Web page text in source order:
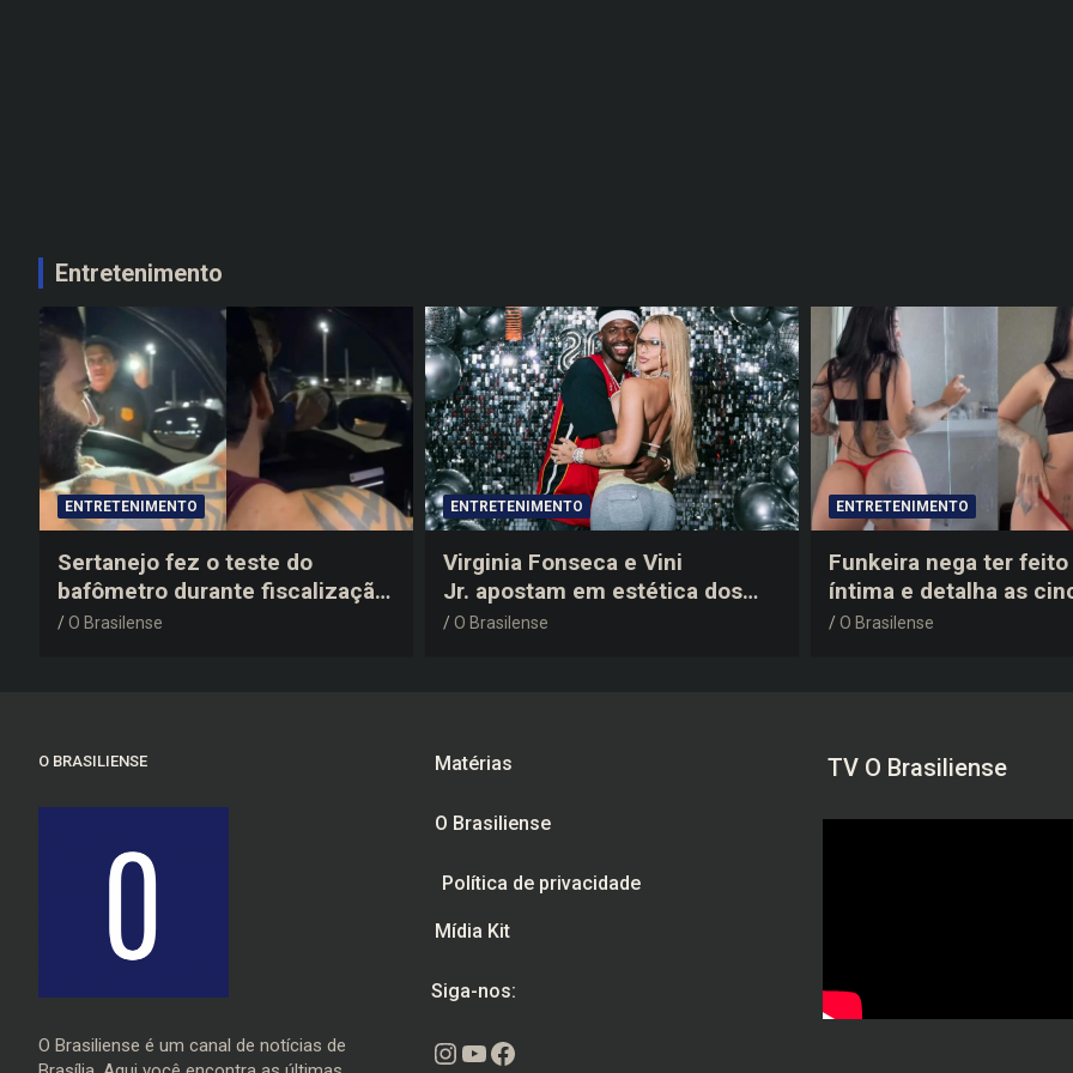
Entretenimento
ENTRETENIMENTO
Sertanejo fez o teste do
bafômetro durante fiscalização
na estrada, deu resultado
O Brasilense
ENTRETENIMENTO
Virginia Fonseca e Vini
Jr. apostam em estética dos
anos 2000 em festa de
O Brasilense
ENTRETENIMENTO
Funkeira nega ter
íntima e detalha as
plásticas que realizou
O Brasilense
O BRASILIENSE
O Brasiliense é um canal de notícias de
Matérias
O Brasiliense
Política de privacidade
Mídia Kit
Siga-nos:
Instagram
Youtube
Facebook
TV O Brasiliense